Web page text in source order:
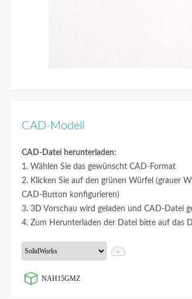
CAD-Modell
CAD-Datei herunterladen:
1. Wählen Sie das gewünscht CAD-Format
2. Klicken Sie auf den grünen Würfel (grauer
CAD-Button konfigurieren)
3. 3D Vorschau wird geladen und CAD-Datei
4. Zum Herunterladen der Datei bitte auf das
NAH15GMZ